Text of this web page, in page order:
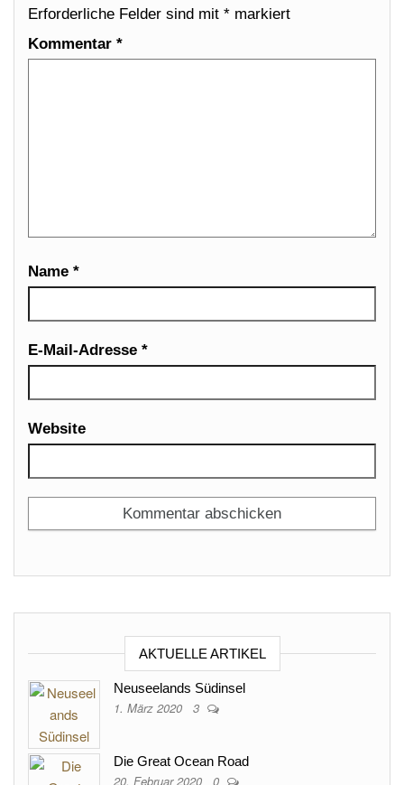
Erforderliche Felder sind mit * markiert
Kommentar *
Name *
E-Mail-Adresse *
Website
AKTUELLE ARTIKEL
Neuseelands Südinsel
1. März 2020 3
Die Great Ocean Road
20. Februar 2020 0